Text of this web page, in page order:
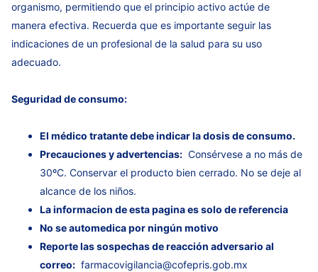
organismo, permitiendo que el principio activo actúe de
manera efectiva. Recuerda que es importante seguir las
indicaciones de un profesional de la salud para su uso
adecuado.
Seguridad de consumo:
El médico tratante debe indicar la dosis de consumo.
Precauciones y advertencias: Consérvese a no más de
30ºC. Conservar el producto bien cerrado. No se deje al
alcance de los niños.
La informacion de esta pagina es solo de referencia
No se automedica por ningún motivo
Reporte las sospechas de reacción adversario al
correo: farmacovigilancia@cofepris.gob.mx